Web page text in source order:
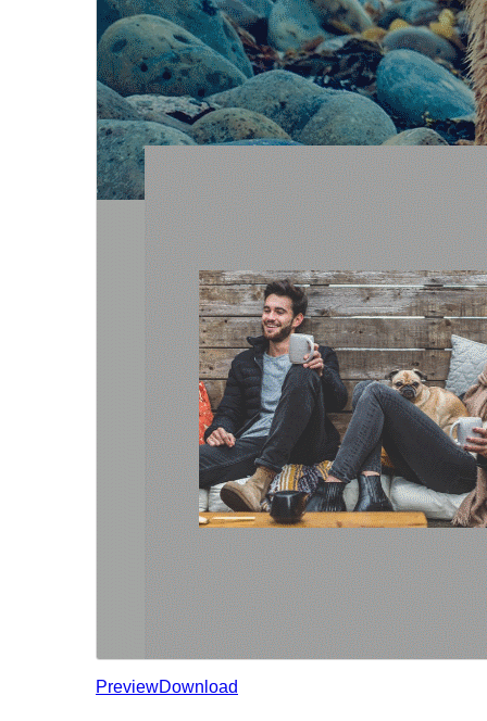
PreviewDownload